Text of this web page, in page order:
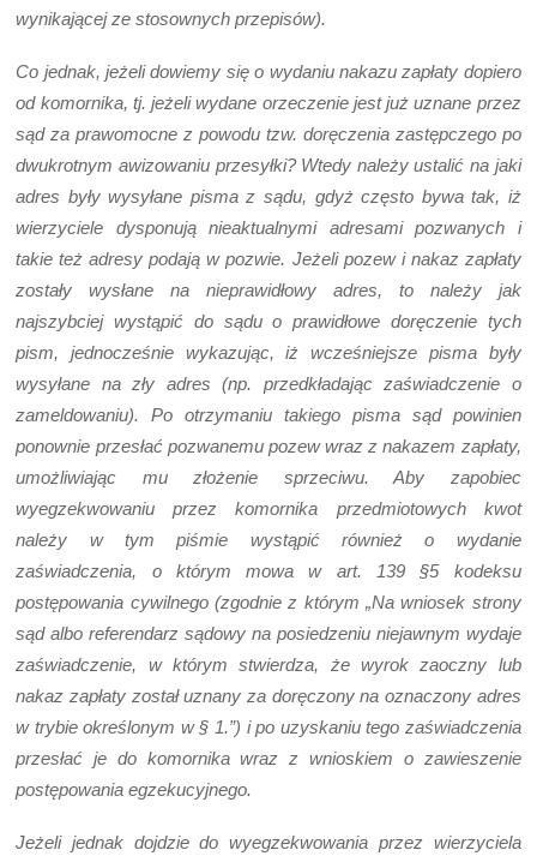
wynikającej ze stosownych przepisów).
Co jednak, jeżeli dowiemy się o wydaniu nakazu zapłaty dopiero
od komornika, tj. jeżeli wydane orzeczenie jest już uznane przez
sąd za prawomocne z powodu tzw. doręczenia zastępczego po
dwukrotnym awizowaniu przesyłki? Wtedy należy ustalić na jaki
adres były wysyłane pisma z sądu, gdyż często bywa tak, iż
wierzyciele dysponują nieaktualnymi adresami pozwanych i
takie też adresy podają w pozwie. Jeżeli pozew i nakaz zapłaty
zostały wysłane na nieprawidłowy adres, to należy jak
najszybciej wystąpić do sądu o prawidłowe doręczenie tych
pism, jednocześnie wykazując, iż wcześniejsze pisma były
wysyłane na zły adres (np. przedkładając zaświadczenie o
zameldowaniu). Po otrzymaniu takiego pisma sąd powinien
ponownie przesłać pozwanemu pozew wraz z nakazem zapłaty,
umożliwiając mu złożenie sprzeciwu. Aby zapobiec
wyegzekwowaniu przez komornika przedmiotowych kwot
należy w tym piśmie wystąpić również o wydanie
zaświadczenia, o którym mowa w art. 139 §5 kodeksu
postępowania cywilnego (zgodnie z którym „Na wniosek strony
sąd albo referendarz sądowy na posiedzeniu niejawnym wydaje
zaświadczenie, w którym stwierdza, że wyrok zaoczny lub
nakaz zapłaty został uznany za doręczony na oznaczony adres
w trybie określonym w § 1.”) i po uzyskaniu tego zaświadczenia
przesłać je do komornika wraz z wnioskiem o zawieszenie
postępowania egzekucyjnego.
Jeżeli jednak dojdzie do wyegzekwowania przez wierzyciela